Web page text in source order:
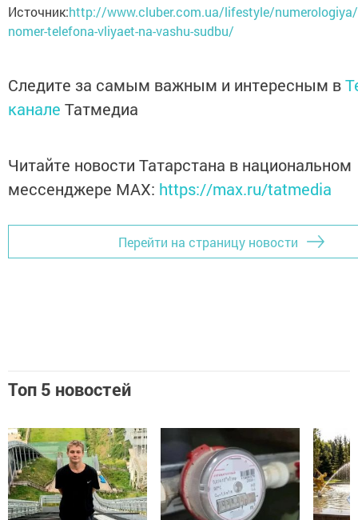
Источник:http://www.cluber.com.ua/lifestyle/
nomer-telefona-vliyaet-na-vashu-sudbu/
Следите за самым важным и интересным в
канале Татмедиа
Читайте новости Татарстана в национальном
мессенджере MАХ: https://max.ru/tatmedia
Перейти на страницу новости
Топ 5 новостей